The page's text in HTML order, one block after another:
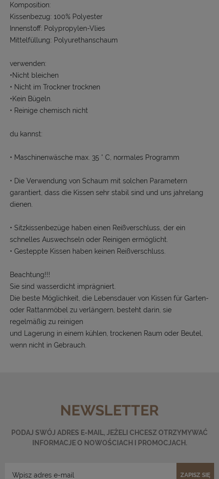
Komposition:
Kissenbezug: 100% Polyester
Innenstoff: Polypropylen-Vlies
Mittelfüllung: Polyurethanschaum
verwenden:
•Nicht bleichen
• Nicht im Trockner trocknen
•Kein Bügeln.
• Reinige chemisch nicht
du kannst:
• Maschinenwäsche max. 35 ° C, normales Programm
• Die Verwendung von Schaum mit solchen Parametern
garantiert, dass die Kissen sehr stabil sind und uns jahrelang
dienen.
• Sitzkissenbezüge haben einen Reißverschluss, der ein
schnelles Auswechseln oder Reinigen ermöglicht.
• Gesteppte Kissen haben keinen Reißverschluss.
Beachtung!!!
Sie sind wasserdicht imprägniert.
Die beste Möglichkeit, die Lebensdauer von Kissen für Garten-
oder Rattanmöbel zu verlängern, besteht darin, sie
regelmäßig zu reinigen
und Lagerung in einem kühlen, trockenen Raum oder Beutel,
wenn nicht in Gebrauch.
NEWSLETTER
PODAJ SWÓJ ADRES E-MAIL, JEŻELI CHCESZ OTRZYMYWAĆ
INFORMACJE O NOWOŚCIACH I PROMOCJACH.
ZAPISZ SIĘ